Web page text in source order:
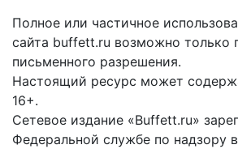
Полное или частичное
сайта buffett.ru возможно только
письменного разрешения.
Настоящий ресурс может
16+.
Сетевое издание «Buffett.ru»
Федеральной службе по надзору